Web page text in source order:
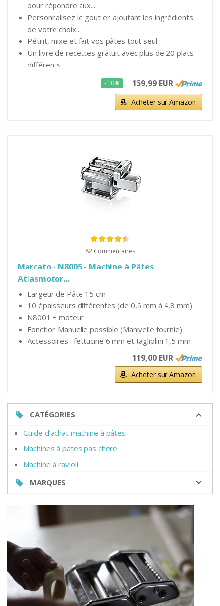
pour répondre aux...
Personnalisez le gout en ajoutant les ingrédients
de votre choix...
Pétrit, mixe et fait vos pâtes tout seul
Un livre de recettes gratuit avec plus de 20 plats
différents
- 30% 159,99 EUR
Acheter sur Amazon
82 Commentaires
Marcato - N8005 - Machine à Pâtes
Atlasmotor...
Largeur de Pâte 15 cm
10 épaisseurs différentes (de 0,6 mm à 4,8 mm)
N8001 + moteur
Fonction Manuelle possible (Manivelle fournie)
Accessoires : fettucine 6 mm et tagliolini 1,5 mm
119,00 EUR
Acheter sur Amazon
CATÉGORIES
Guide d’achat machine à pâtes
Machines à pates pas chère
Machine à ravioli
MARQUES